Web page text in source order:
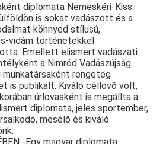
diplomata Nemeskéri-Kiss
is sokat vadászott és a
könnyed stílusú,
vidám történetekkel
Emellett elismert vadászati
a Nimród Vadászújság
munkatársaként rengeteg
is publikált. Kiváló céllövő volt,
úrlovasként is megállta a
diplomata, jeles sportember,
mesélő és kiváló
-Egy magyar diplomata